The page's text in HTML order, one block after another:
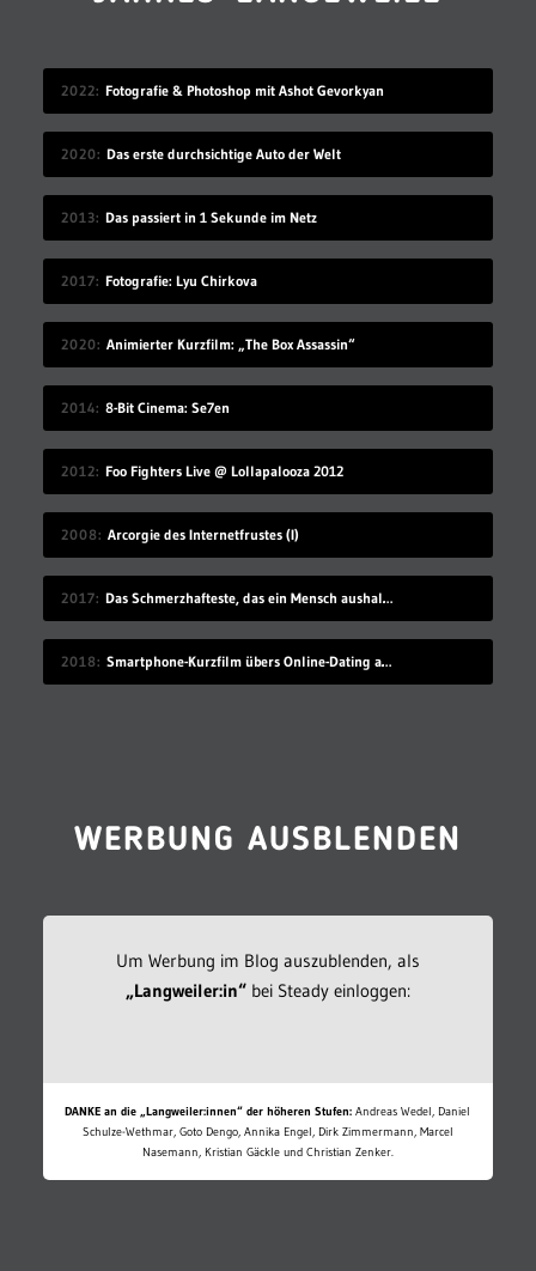
2022 Fotografie & Photoshop mit Ashot Gevorkyan
2020 Das erste durchsichtige Auto der Welt
2013 Das passiert in 1 Sekunde im Netz
2017 Fotografie: Lyu Chirkova
2020 Animierter Kurzfilm: „The Box Assassin“
2014 8-Bit Cinema: Se7en
2012 Foo Fighters Live @ Lollapalooza 2012
2008 Arcorgie des Internetfrustes (I)
2017 Das Schmerzhafteste, das ein Mensch aushalten kann
2018 Smartphone-Kurzfilm übers Online-Dating auf Zugreise
WERBUNG AUSBLENDEN
Um Werbung im Blog auszublenden, als
„Langweiler:in“bei Steady einloggen:
DANKE an die „Langweiler:innen“ der höheren Stufen: Andreas Wedel, Daniel
Schulze-Wethmar, Goto Dengo, Annika Engel, Dirk Zimmermann, Marcel
Nasemann, Kristian Gäckle und Christian Zenker.